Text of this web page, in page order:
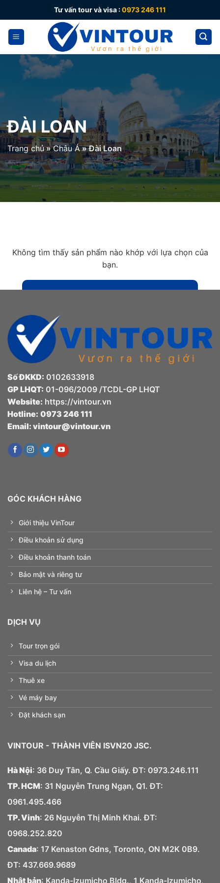
to
content
Tư vấn tour và visa :0973 246 111
ĐÀI LOAN
Trang chủ»Châu Á»Đài Loan
Không tìm thấy sản phẩm nào khớp với lựa chọn của
bạn.
Số ĐKKD: 0102633918
GP LHQT: 01-096/2009 /TCDL-GP LHQT
Website: https://vintour.vn
Hotline: 0973 246 111
Email: vintour@vintour.vn
GÓC KHÁCH HÀNG
Giới thiệu VinTour
Điều khoản sử dụng
Điều khoản thanh toán
Bảo mật và riêng tư
Liên hệ – Tư vấn
DỊCH VỤ
Tour trọn gói
Visa du lịch
Thuê xe
Vé máy bay
Đặt khách sạn
VINTOUR - THÀNH VIÊN ISVN20 JSC.
Hà Nội: 36 Duy Tân, Q. Cầu Giấy. ĐT: 0973.246.111
TP. HCM: 31 Nguyễn Trung Ngạn, Q1. ĐT:
0961.495.466
TP. Vinh: 26 Nguyễn Thị Minh Khai. ĐT:
0968.252.820
Canada: 17 Kenaston Gdns, Toronto, ON M2K 0B9.
ĐT: 437.669.9689
Nhật bản: Kanda-Izumicho Bldg., 1 Kanda-Izumicho,